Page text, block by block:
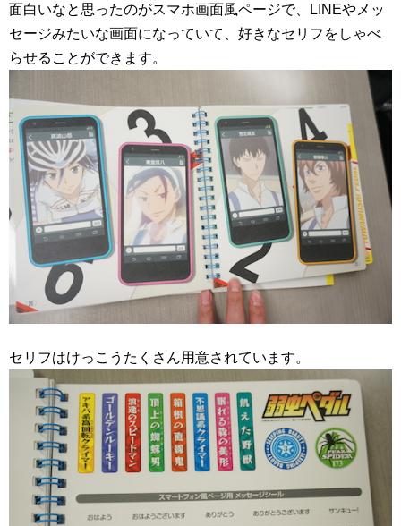
面白いなと思ったのがスマホ画面風ページで、LINEやメッ
セージみたいな画面になっていて、好きなセリフをしゃべ
らせることができます。
セリフはけっこうたくさん用意されています。